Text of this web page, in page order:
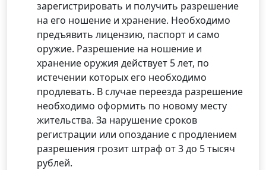
зарегистрировать и получить разрешение
на его ношение и хранение. Необходимо
предъявить лицензию, паспорт и само
оружие. Разрешение на ношение и
хранение оружия действует 5 лет, по
истечении которых его необходимо
продлевать. В случае переезда разрешение
необходимо оформить по новому месту
жительства. За нарушение сроков
регистрации или опоздание с продлением
разрешения грозит штраф от 3 до 5 тысяч
рублей.